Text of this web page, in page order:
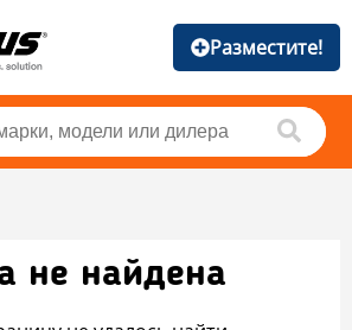
Разместите!
не найдена